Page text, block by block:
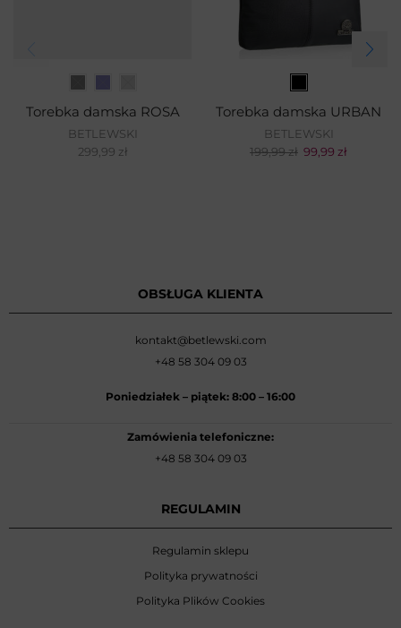
Torebka damska ROSA
BETLEWSKI
299,99 zł
Torebka damska URBAN
BETLEWSKI
199,99zł 99,99 zł
OBSŁUGA KLIENTA
kontakt@betlewski.com
+48 58 304 09 03
Poniedziałek – piątek: 8:00 – 16:00
Zamówienia telefoniczne:
+48 58 304 09 03
REGULAMIN
Regulamin sklepu
Polityka prywatności
Polityka Plików Cookies